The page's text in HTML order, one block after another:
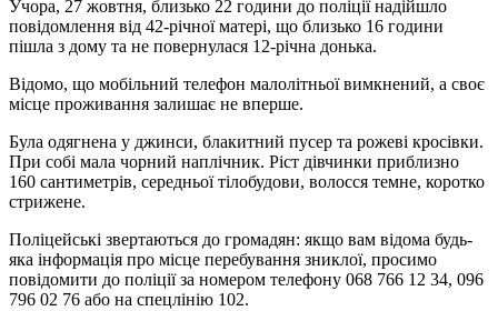
Учора, 27 жовтня, близько 22 години до поліції надійшло
повідомлення від 42-річної матері, що близько 16 години
пішла з дому та не повернулася 12-річна донька.
Відомо, що мобільний телефон малолітньої вимкнений, а своє
місце проживання залишає не вперше.
Була одягнена у джинси, блакитний пусер та рожеві кросівки.
При собі мала чорний наплічник. Ріст дівчинки приблизно
160 сантиметрів, середньої тілобудови, волосся темне, коротко
стрижене.
Поліцейські звертаються до громадян: якщо вам відома будь-
яка інформація про місце перебування зниклої, просимо
повідомити до поліції за номером телефону 068 766 12 34, 096
796 02 76 або на спецлінію 102.